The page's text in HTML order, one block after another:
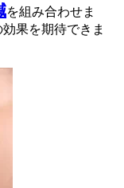
を組み合わせま
果を期待できま